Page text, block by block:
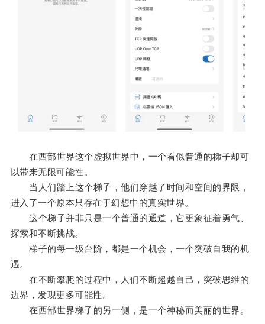
在西部世界这个虚拟世界中，一个看似普通的梯子却可
以带来无限可能性。
当人们踏上这个梯子，他们穿越了时间和空间的界限，
进入了一个原本只存在于幻想中的真实世界。
这个梯子并非只是一个普通的通道，它更象征着勇气、
探索和不断挑战。
梯子的每一级台阶，都是一个机会，一个突破自我的机
遇。
在不断攀爬的过程中，人们不断超越自己，突破思维的
边界，发现更多可能性。
在西部世界梯子的另一侧，是一个神秘而美丽的世界。